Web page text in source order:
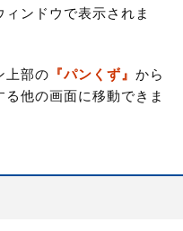
ンドウで表示されま
上部の 『パンくず』から
他の画面に移動できま